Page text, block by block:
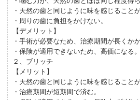
・天然の歯と同じように味を感じること
・周りの歯に負担をかけない。
【デメリット】
・手術が必要なため、治療期間が長くか
・保険が適用できないため、高価になる。
２、ブリッチ
【メリット】
・天然の歯と同じように味を感じること
・治療期間が短期間で済む。